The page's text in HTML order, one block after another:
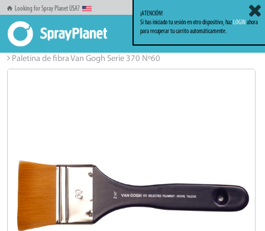
Looking for Spray Planet USA?
Inicio
Bellas Artes
Paletina de fibra Van Gogh Serie 370 Nº60
¡ATENCIÓN!
Si has iniciado tu sesión en otro dispositivo, hazLOGINahora
para recuperar tu carrito automáticamente.